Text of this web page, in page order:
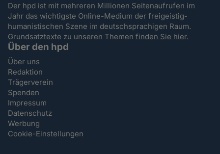
Der hpd ist mit mehreren Millionen Seitenaufrufen im
Jahr das wichtigste Online-Medium der freigeistig-
humanistischen Szene im deutschsprachigen Raum.
Grundsatztexte zu unseren Themenfinden Sie hier.
Über den hpd
Über uns
Redaktion
Trägerverein
Spenden
Impressum
Datenschutz
Werbung
Cookie-Einstellungen